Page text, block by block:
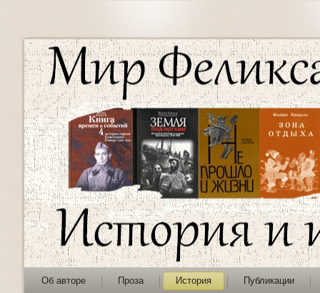
Об авторе Проза История Публикации